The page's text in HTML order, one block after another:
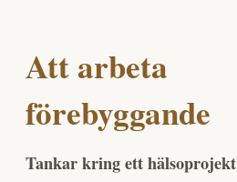
Att arbeta
förebyggande
Tankar kring ett hälsoprojekt